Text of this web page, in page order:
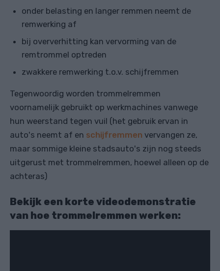
onder belasting en langer remmen neemt de
remwerking af
bij oververhitting kan vervorming van de
remtrommel optreden
zwakkere remwerking t.o.v. schijfremmen
Tegenwoordig worden trommelremmen
voornamelijk gebruikt op werkmachines vanwege
hun weerstand tegen vuil (het gebruik ervan in
auto's neemt af en schijfremmen vervangen ze,
maar sommige kleine stadsauto's zijn nog steeds
uitgerust met trommelremmen, hoewel alleen op de
achteras)
Bekijk een korte videodemonstratie
van hoe trommelremmen werken: